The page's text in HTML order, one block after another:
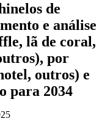
de
e análise
lã de coral,
por
outros) e
para 2034